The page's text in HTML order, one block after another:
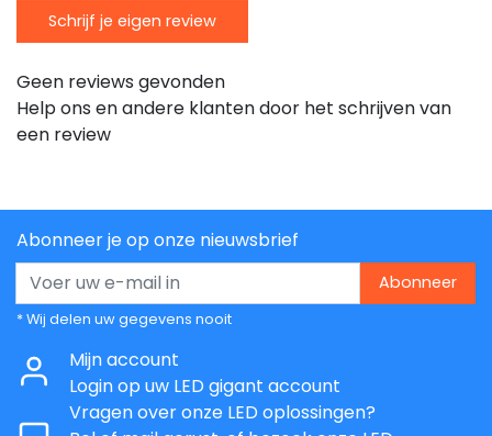
Schrijf je eigen review
Geen reviews gevonden
Help ons en andere klanten door het schrijven van
een review
Abonneer je op onze nieuwsbrief
Abonneer
* Wij delen uw gegevens nooit
Mijn account
Login op uw LED gigant account
Vragen over onze LED oplossingen?